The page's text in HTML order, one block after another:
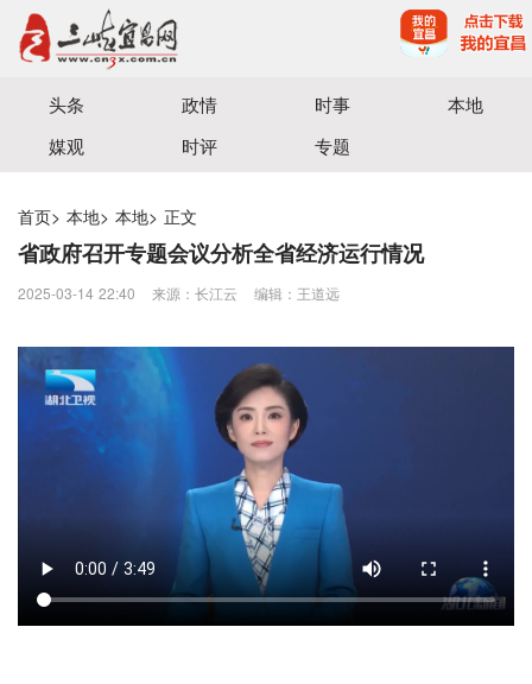
宜昌三峡融媒体中心主办
头条 政情 时事
本地
媒观
时评 专题
首页> 本地> 本地> 正文
省政府召开专题会议分析全省经济运行情况
2025-03-14 22:40 来源：长江云 编辑：王道远